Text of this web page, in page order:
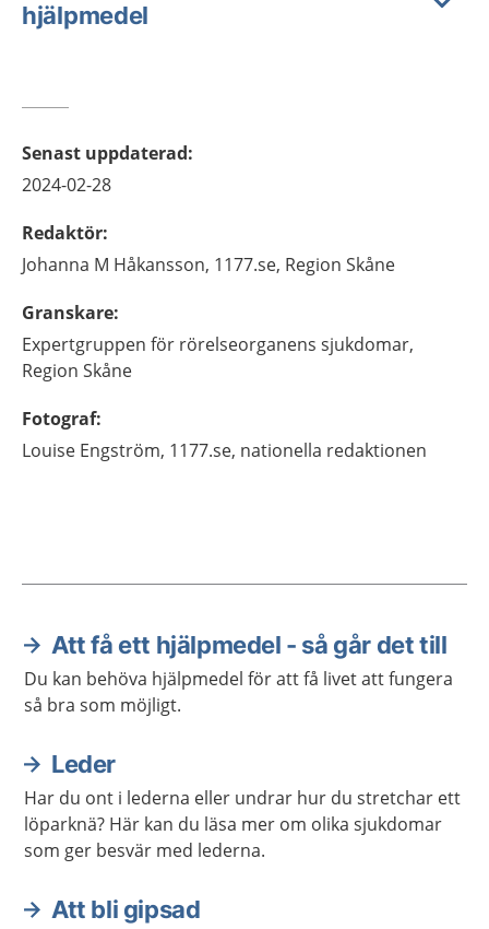
hjälpmedel
Senast uppdaterad:
2024-02-28
Redaktör:
Johanna M Håkansson, 1177.se, Region Skåne
Granskare:
Expertgruppen för rörelseorganens sjukdomar,
Region Skåne
Fotograf:
Louise Engström, 1177.se, nationella redaktionen
Aktuella artiklar
Att få ett hjälpmedel - så går det till
Du kan behöva hjälpmedel för att få livet att fungera
så bra som möjligt.
Leder
Har du ont i lederna eller undrar hur du stretchar ett
löparknä? Här kan du läsa mer om olika sjukdomar
som ger besvär med lederna.
Att bli gipsad